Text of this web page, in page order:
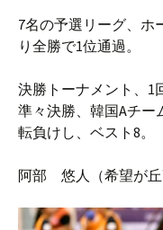
7名の予選リーグ、ホ
り全勝で1位通過。
決勝トーナメント、1
準々決勝、韓国Aチー
転負けし、ベスト8。
阿部 悠人（希望が丘